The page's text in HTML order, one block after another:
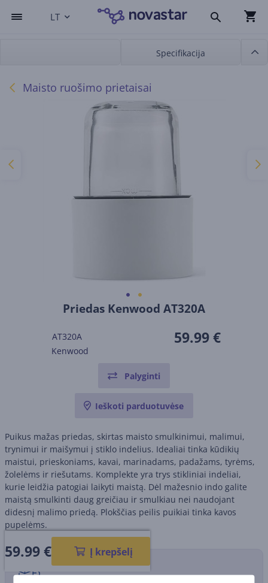
LT
Specifikacija
Maisto ruošimo prietaisai
Priedas Kenwood AT320A
AT320A
Kenwood
59.99 €
Palyginti
Ieškoti parduotuvėse
Puikus mažas priedas, skirtas maisto smulkinimui, malimui,
trynimui ir maišymui į stiklo indelius. Idealiai tinka kūdikių
maistui, prieskoniams, kavai, marinadams, padažams, tyrėms,
žolelėms ir riešutams. Komplekte yra trys stikliniai indeliai,
kurie leidžia patogiai laikyti maistą. Dėl mažesnio indo galite
maistą smulkinti daug greičiau ir smulkiau nei naudojant
didesnį malimo priedą. Plokščias peilis puikiai tinka kavos
pupelėms.
59.99€ Į krepšelį
Pristatymo būdai